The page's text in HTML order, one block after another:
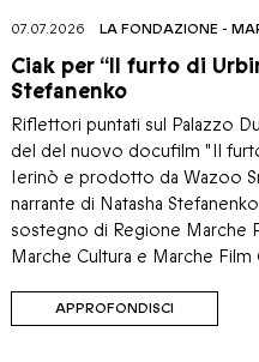
07.07.2026 LA FONDAZIONE -
Ciak per “Il furto di
Stefanenko
Riflettori puntati sul Palazzo
del del nuovo docufilm "Il
Ierinò e prodotto da Wazoo
narrante di Natasha
sostegno di Regione Marche
Marche Cultura e Marche Film
APPROFONDISCI